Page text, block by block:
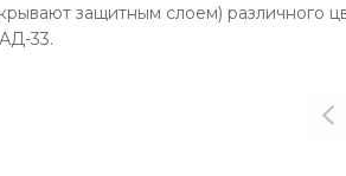
защитным слоем) различного
33.